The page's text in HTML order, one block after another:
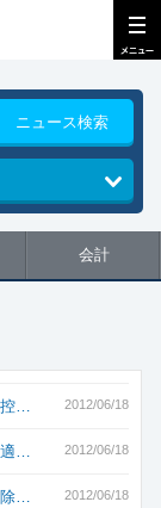
ニュース検索
会計
2012/06/18
控…
2012/06/18
適…
2012/06/18
除…